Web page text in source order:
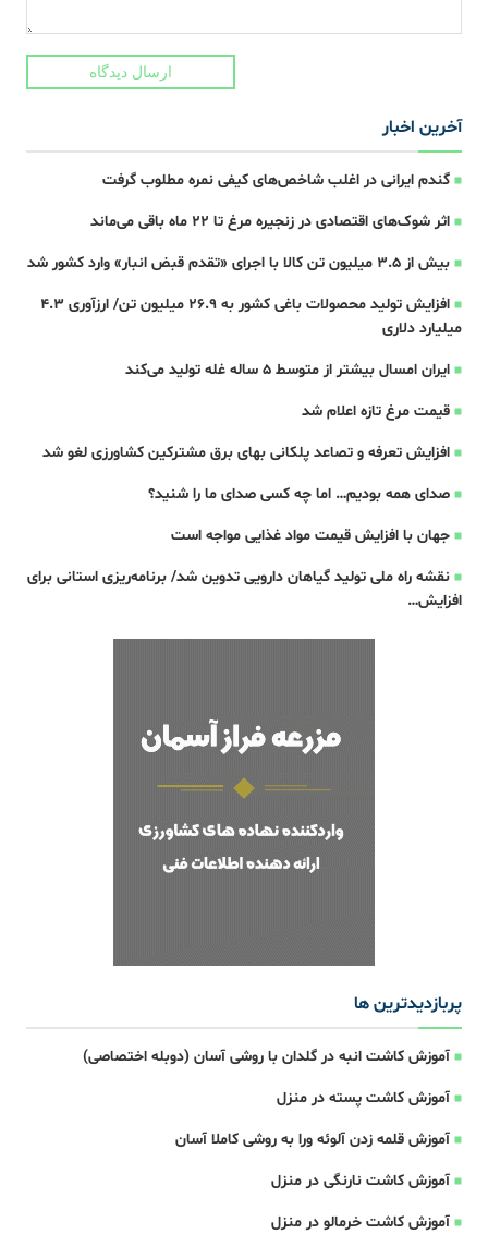
ارسال دیدگاه
آخرین اخبار
گندم ایرانی در اغلب شاخص‌های کیفی نمره مطلوب گرفت
اثر شوک‌های اقتصادی در زنجیره مرغ تا 22 ماه باقی می‌ماند
بیش از ۳.۵ میلیون تن کالا با اجرای «تقدم قبض انبار» وارد کشور شد
افزایش تولید محصولات باغی کشور به ۲۶.۹ میلیون تن/ ارزآوری ۴.۳
میلیارد دلاری
ایران امسال بیشتر از متوسط 5 ساله غله تولید می‌کند
قیمت مرغ تازه اعلام شد
افزایش تعرفه و تصاعد پلکانی بهای برق مشترکین کشاورزی لغو شد
صدای همه بودیم… اما چه کسی صدای ما را شنید؟
جهان با افزایش قیمت مواد غذایی مواجه است
نقشه راه ملی تولید گیاهان دارویی تدوین شد/ برنامه‌ریزی استانی برای
افزایش…
پربازدیدترین ها
آموزش کاشت انبه در گلدان با روشی آسان (دوبله اختصاصی)
آموزش کاشت پسته در منزل
آموزش قلمه زدن آلوئه ورا به روشی کاملا آسان
آموزش کاشت نارنگی در منزل
آموزش کاشت خرمالو در منزل